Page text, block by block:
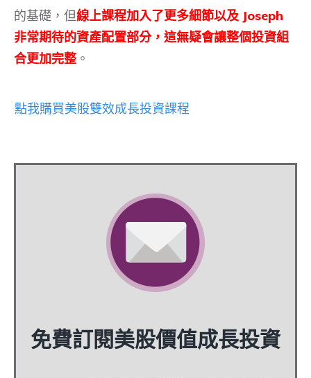
的基礎，但線上課程加入了更多細節以及 Joseph
非常期待的資產配置部分，這無疑會讓整個投資組
合更加完整。
點我購買美股雙效成長投資課程
免費訂閱美股價值成長投資